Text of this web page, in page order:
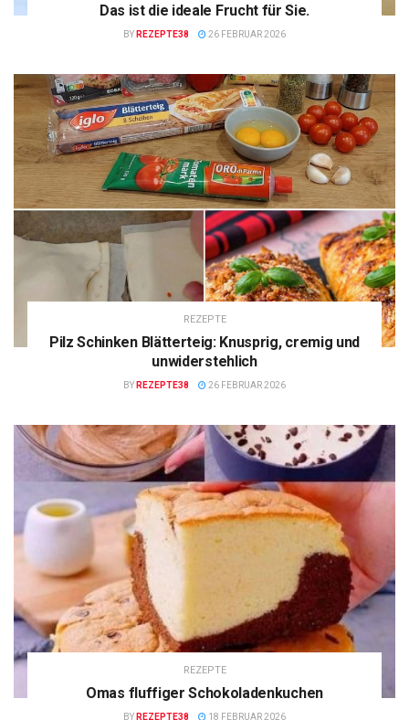
Das ist die ideale Frucht für Sie.
BY REZEPTE38 26 FEBRUAR 2026
REZEPTE
Pilz Schinken Blätterteig: Knusprig, cremig und
unwiderstehlich
BY REZEPTE38 26 FEBRUAR 2026
REZEPTE
Omas fluffiger Schokoladenkuchen
BY REZEPTE38 18 FEBRUAR 2026